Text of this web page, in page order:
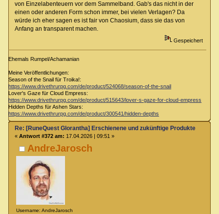
von Einzelabenteuern vor dem Sammelband. Gab's das nicht in der
einen oder anderen Form schon immer, bei vielen Verlagen? Da
würde ich eher sagen es ist fair von Chaosium, dass sie das von
Anfang an transparent machen.
Gespeichert
Ehemals Rumpel/Achamanian
Meine Veröffentlichungen:
Season of the Snail für Troika!:
https://www.drivethrurpg.com/de/product/524068/season-of-the-snail
Lover's Gaze für Cloud Empress:
https://www.drivethrurpg.com/de/product/515643/lover-s-gaze-for-cloud-empress
Hidden Depths für Ashen Stars:
https://www.drivethrurpg.com/de/product/300541/hidden-depths
AndreJarosch
Username: AndreJarosch
Re: [RuneQuest Glorantha] Erschienene und zukünftige Produkte
« Antwort #372 am: 17.04.2026 | 09:51 »